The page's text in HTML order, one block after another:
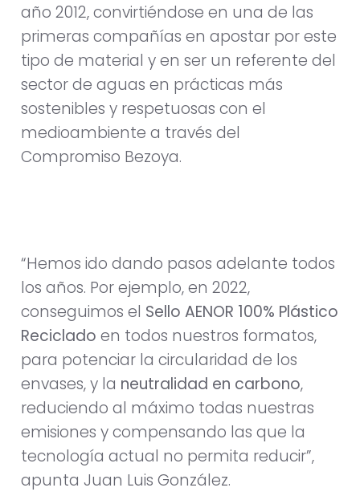
año 2012, convirtiéndose en una de las
primeras compañías en apostar por este
tipo de material y en ser un referente del
sector de aguas en prácticas más
sostenibles y respetuosas con el
medioambiente a través del
Compromiso Bezoya.
“Hemos ido dando pasos adelante todos
los años. Por ejemplo, en 2022,
conseguimos el Sello AENOR 100% Plástico
Reciclado en todos nuestros formatos,
para potenciar la circularidad de los
envases, y la neutralidad en carbono,
reduciendo al máximo todas nuestras
emisiones y compensando las que la
tecnología actual no permita reducir”,
apunta Juan Luis González.